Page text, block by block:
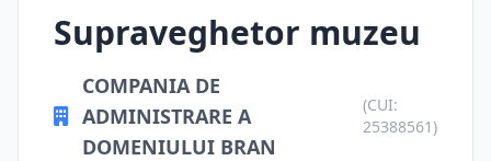
Supraveghetor muzeu
COMPANIA DE
ADMINISTRARE A
DOMENIULUI BRAN
(CUI:
25388561)